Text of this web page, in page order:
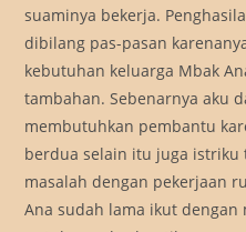
suaminya bekerja.
dibilang pas-pasan
kebutuhan keluarga Mbak
tambahan. Sebenarnya aku
membutuhkan pembantu
berdua selain itu juga istriku
masalah dengan pekerjaan
Ana sudah lama ikut